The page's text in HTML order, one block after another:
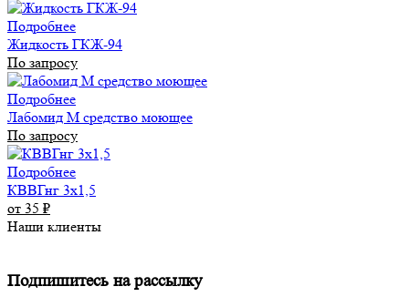
Подробнее
Жидкость ГКЖ-94
По запросу
Подробнее
Лабомид М средство моющее
По запросу
Подробнее
КВВГнг 3х1,5
от 35 ₽
Наши клиенты
Подпишитесь на рассылку